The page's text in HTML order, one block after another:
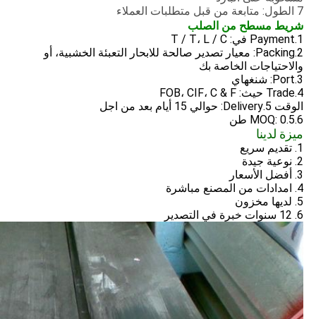
7 الطول: متابعة من قبل متطلبات العملاء
شريط مسطح من الصلب
1.Payment في: T / T، L / C
2.Packing: معيار تصدير صالحة للابحار التعبئة الخشبية، أو
والاحتياجات الخاصة بك
3.Port: شنغهاي
4.Trade حيث: FOB، CIF، C & F
الوقت 5.Delivery: حوالي 15 أيام بعد من اجل
6.MOQ: 0.5 طن
ميزة لدينا
1. تقديم سريع
2. نوعية جيدة
3. أفضل الأسعار
4. امدادات من المصنع مباشرة
5. لديها مخزون
6. 12 سنوات خبرة في التصدير